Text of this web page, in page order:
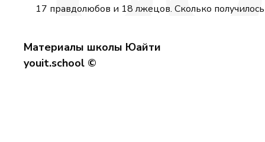
17 правдолюбов и 18 лжецов. Сколько
Материалы школы Юайти
youit.school ©